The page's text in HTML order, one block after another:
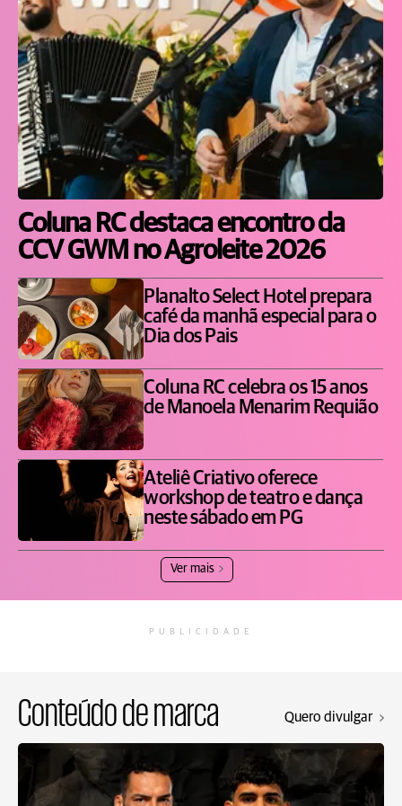
Coluna RC destaca encontro da
CCV GWM no Agroleite 2026
Planalto Select Hotel prepara
café da manhã especial para o
Dia dos Pais
Coluna RC celebra os 15 anos
de Manoela Menarim Requião
Ateliê Criativo oferece
workshop de teatro e dança
neste sábado em PG
Ver mais
PUBLICIDADE
Conteúdo de marca Quero divulgar